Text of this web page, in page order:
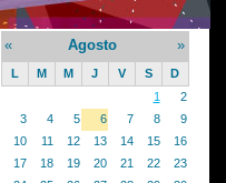
« Agosto »
L M M J V S
D
1
2
3
4 5 6 7 8
9
10
11 12 13 14 15
16
17
18 19 20 21 22
23